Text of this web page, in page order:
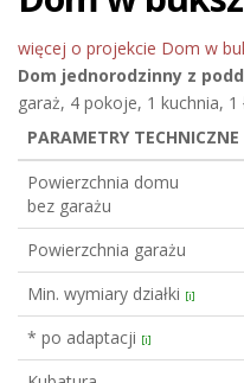
więcej o projekcie Dom w
Dom jednorodzinny z
garaż, 4 pokoje, 1 kuchnia, 1
PARAMETRY TECHNICZNE
Powierzchnia domu
bez garażu
Powierzchnia garażu
Min. wymiary działki [i]
* po adaptacji [i]